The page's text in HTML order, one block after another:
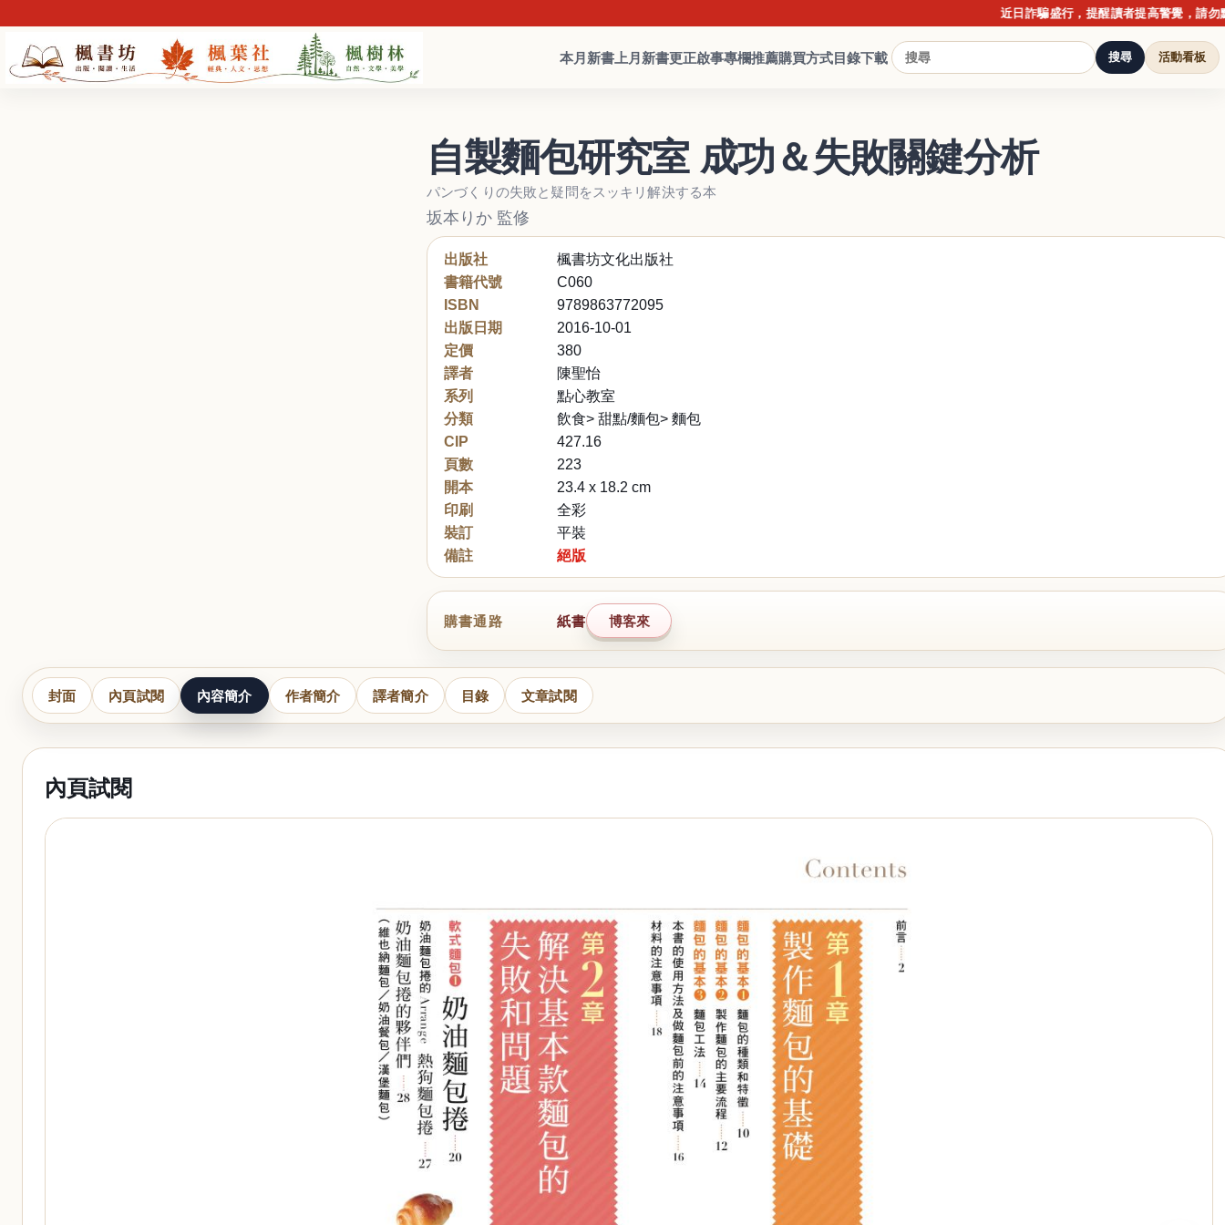
近日詐騙盛行，提醒讀者提高警覺，請勿點擊不
本月新書 上月新書更正啟事專欄推薦購買方式目錄下載 搜尋 活動看板
自製麵包研究室 成功＆失敗關鍵分析
パンづくりの失敗と疑問をスッキリ解決する本
坂本りか 監修
出版社
楓書坊文化出版社
書籍代號
C060
ISBN
9789863772095
出版日期
2016-10-01
定價
380
譯者
陳聖怡
系列
點心教室
分類
飲食> 甜點/麵包> 麵包
CIP
427.16
頁數
223
開本
23.4 x 18.2 cm
印刷
全彩
裝訂
平裝
備註
絕版
購書通路 紙書 博客來
封面 內頁試閱 內容簡介 作者簡介 譯者簡介 目錄 文章試閱
內頁試閱